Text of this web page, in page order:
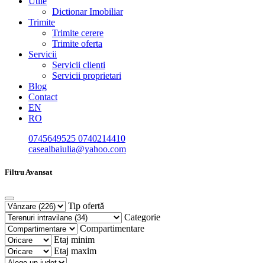
Dictionar Imobiliar
Trimite
Trimite cerere
Trimite oferta
Servicii
Servicii clienti
Servicii proprietari
Blog
Contact
EN
RO
0745649525 0740214410
casealbaiulia@yahoo.com
Filtru Avansat
Tip ofertă
Categorie
Compartimentare
Etaj minim
Etaj maxim